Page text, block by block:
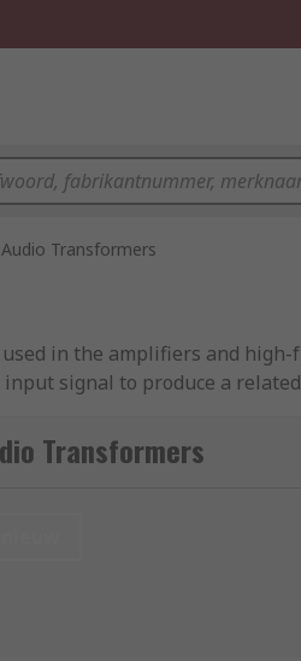
Audio Transformers
in the amplifiers and
signal to produce a
on the output winding via the
signal voltage
balanced to unbalanced
Transformers